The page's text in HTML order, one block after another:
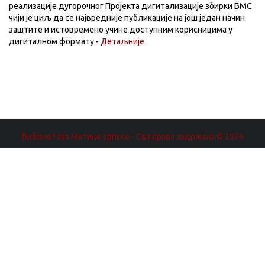
реализације дугорочног Пројекта дигитализације збирки БМС
чији је циљ да се највредније публикације на још један начин
заштите и истовремено учине доступним корисницима у
дигиталном формату - Детаљније
Библиотека Матице српске - Сва права задржана.© 2026